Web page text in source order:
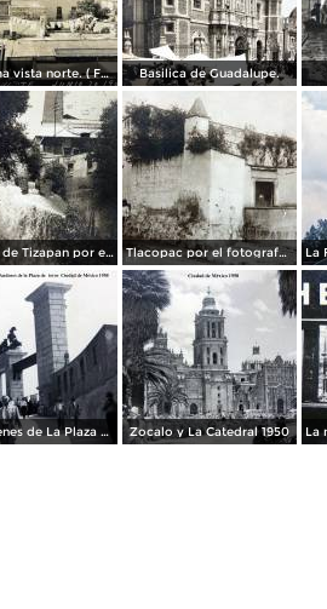
Panorama vista norte. ( Fechada el 20 de Junio de 1905 ). Basilica de Guadalupe.
La presa de Tizapan por el fotografo Fernando Kososky. ( Circulada el 22 de Diembre de 1910 ). Tlacopac por el fotografo Hugo Brehme.
Los andenes de La Plaza de toros Ciudad de México 1950 Zocalo y La Catedral 1950